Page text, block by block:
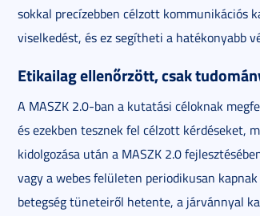
sokkal precízebben célzott kommunikációs
viselkedést, és ez segítheti a hatékonyabb
Etikailag ellenőrzött, csak
A MASZK 2.0-ban a kutatási céloknak
és ezekben tesznek fel célzott kérdéseket,
kidolgozása után a MASZK 2.0
vagy a webes felületen periodikusan
betegség tüneteiről hetente, a járvánnyal